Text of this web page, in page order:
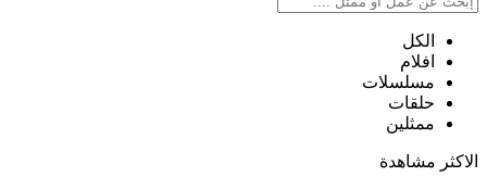
الكل
افلام
مسلسلات
حلقات
ممثلين
الاكثر مشاهدة